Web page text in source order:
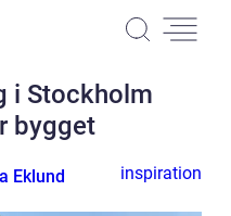
i Stockholm
bygget
Eklund inspiration